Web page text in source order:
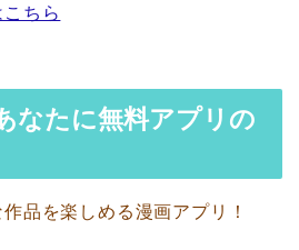
ちら
なたに無料アプリの
品を楽しめる漫画アプリ！